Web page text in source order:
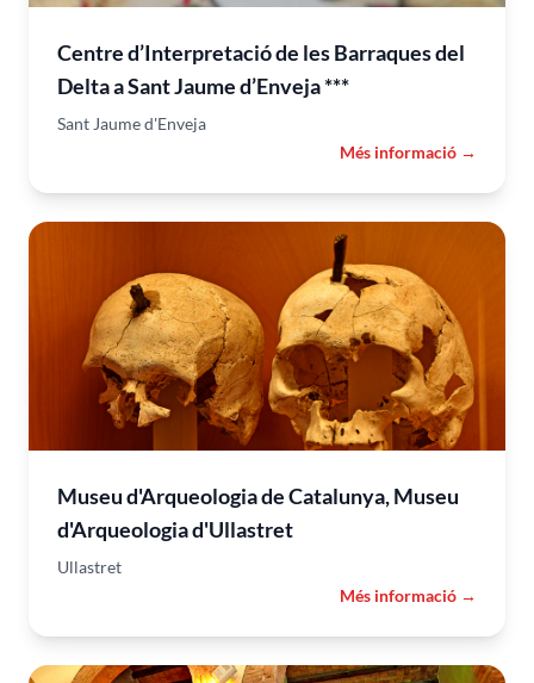
Centre d’Interpretació de les Barraques del
Delta a Sant Jaume d’Enveja ***
Sant Jaume d'Enveja
Més informació →
Museu d'Arqueologia de Catalunya, Museu
d'Arqueologia d'Ullastret
Ullastret
Més informació →